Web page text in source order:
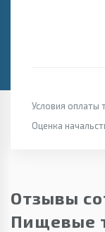
Условия оплаты
Оценка
Отзывы
Пищевые